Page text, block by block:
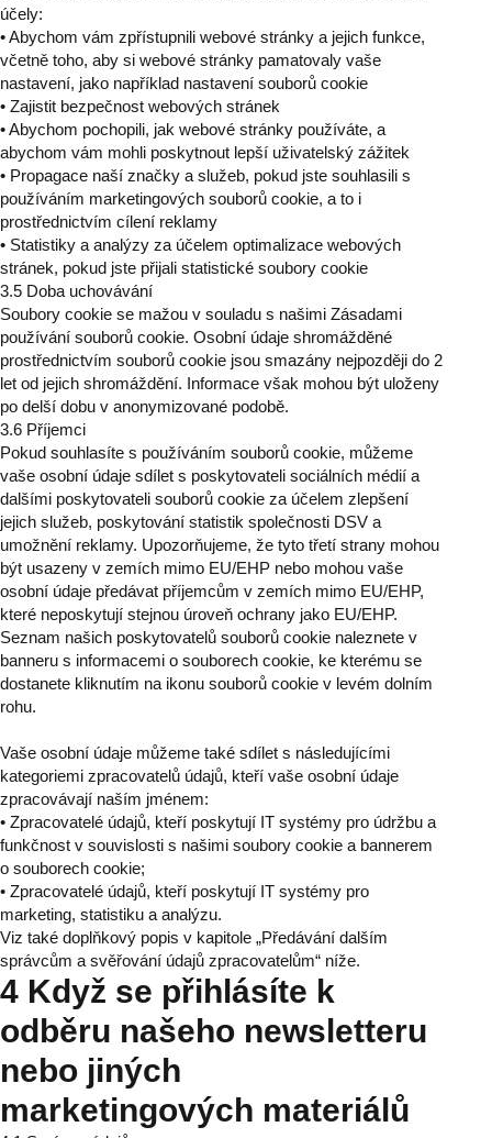
účely:
• Abychom vám zpřístupnili webové stránky a jejich funkce,
včetně toho, aby si webové stránky pamatovaly vaše
nastavení, jako například nastavení souborů cookie
• Zajistit bezpečnost webových stránek
• Abychom pochopili, jak webové stránky používáte, a
abychom vám mohli poskytnout lepší uživatelský zážitek
• Propagace naší značky a služeb, pokud jste souhlasili s
používáním marketingových souborů cookie, a to i
prostřednictvím cílení reklamy
• Statistiky a analýzy za účelem optimalizace webových
stránek, pokud jste přijali statistické soubory cookie
3.5 Doba uchovávání
Soubory cookie se mažou v souladu s našimi Zásadami
používání souborů cookie. Osobní údaje shromážděné
prostřednictvím souborů cookie jsou smazány nejpozději do 2
let od jejich shromáždění. Informace však mohou být uloženy
po delší dobu v anonymizované podobě.
3.6 Příjemci
Pokud souhlasíte s používáním souborů cookie, můžeme
vaše osobní údaje sdílet s poskytovateli sociálních médií a
dalšími poskytovateli souborů cookie za účelem zlepšení
jejich služeb, poskytování statistik společnosti DSV a
umožnění reklamy. Upozorňujeme, že tyto třetí strany mohou
být usazeny v zemích mimo EU/EHP nebo mohou vaše
osobní údaje předávat příjemcům v zemích mimo EU/EHP,
které neposkytují stejnou úroveň ochrany jako EU/EHP.
Seznam našich poskytovatelů souborů cookie naleznete v
banneru s informacemi o souborech cookie, ke kterému se
dostanete kliknutím na ikonu souborů cookie v levém dolním
rohu.
Vaše osobní údaje můžeme také sdílet s následujícími
kategoriemi zpracovatelů údajů, kteří vaše osobní údaje
zpracovávají naším jménem:
• Zpracovatelé údajů, kteří poskytují IT systémy pro údržbu a
funkčnost v souvislosti s našimi soubory cookie a bannerem
o souborech cookie;
• Zpracovatelé údajů, kteří poskytují IT systémy pro
marketing, statistiku a analýzu.
Viz také doplňkový popis v kapitole „Předávání dalším
správcům a svěřování údajů zpracovatelům“ níže.
4 Když se přihlásíte k
odběru našeho newsletteru
nebo jiných
marketingových materiálů